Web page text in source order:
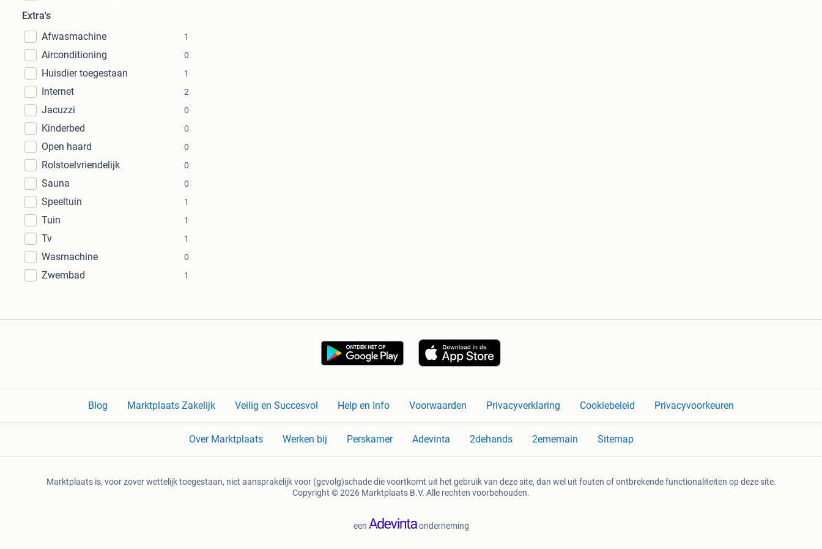
Extra's
Afwasmachine
1
Airconditioning 0
Huisdier toegestaan 1
Internet 2
Jacuzzi 0
Kinderbed 0
Open haard 0
Rolstoelvriendelijk 0
Sauna 0
Speeltuin 1
Tuin 1
Tv 1
Wasmachine 0
Zwembad 1
Blog Marktplaats Zakelijk Veilig en Succesvol Help en Info Voorwaarden Privacyverklaring Cookiebeleid Privacyvoorkeuren
Over Marktplaats Werken bij Perskamer Adevinta 2dehands 2ememain Sitemap
Marktplaats is, voor zover wettelijk toegestaan, niet aansprakelijk voor (gevolg)schade die voortkomt uit het gebruik van deze site, dan wel uit fouten of ontbrekende functionaliteiten op deze site.
Copyright © 2026 Marktplaats B.V. Alle rechten voorbehouden.
een onderneming